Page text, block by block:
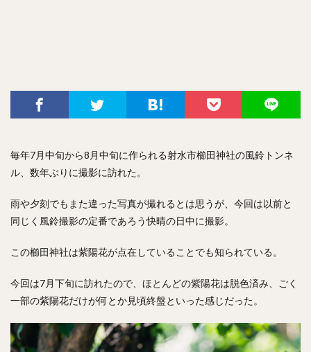
毎年7月中旬から8月中旬に作られる射水市櫛田神社の風鈴トンネ
ル、数年ぶりに撮影に訪れた。
雨や夕刻でもまた違った写真が撮れるとは思うが、今回は以前と
同じく風鈴撮影の定番であろう快晴の日中に撮影。
この櫛田神社は紫陽花が点在していることでも知られている。
今回は7月下旬に訪れたので、ほとんどの紫陽花は脱色済み、ごく
一部の紫陽花だけが何とか見頃終盤といった感じだった。